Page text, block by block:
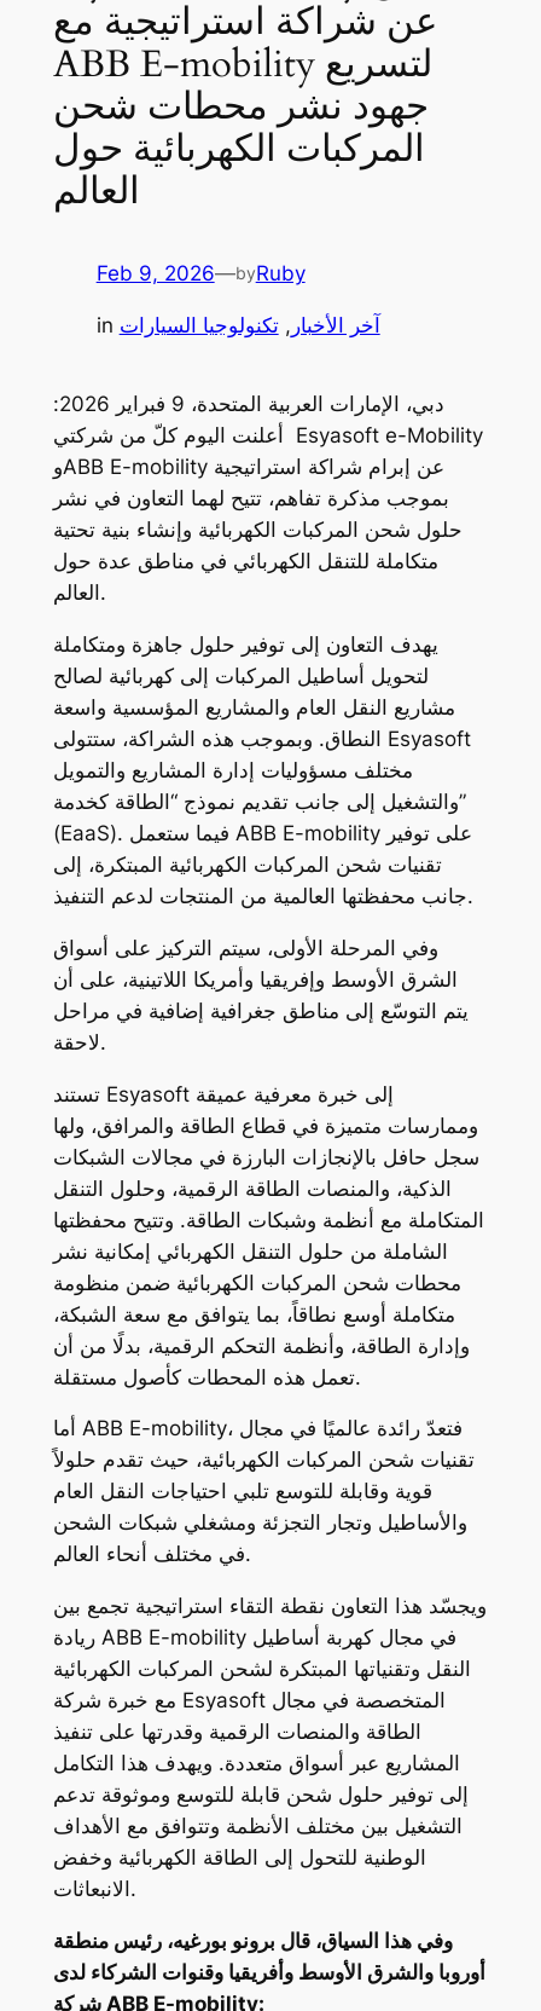
عن شراكة استراتيجية مع
ABB E-mobility لتسريع
جهود نشر محطات شحن
المركبات الكهربائية حول
العالم
Feb 9, 2026—byRuby
in آخر الأخبار , تكنولوجيا السيارات
دبي، الإمارات العربية المتحدة، 9 فبراير 2026:
أعلنت اليوم كلّ من شركتي Esyasoft e-Mobility
وABB E-mobility عن إبرام شراكة استراتيجية
بموجب مذكرة تفاهم، تتيح لهما التعاون في نشر
حلول شحن المركبات الكهربائية وإنشاء بنية تحتية
متكاملة للتنقل الكهربائي في مناطق عدة حول
العالم.
يهدف التعاون إلى توفير حلول جاهزة ومتكاملة
لتحويل أساطيل المركبات إلى كهربائية لصالح
مشاريع النقل العام والمشاريع المؤسسية واسعة
النطاق. وبموجب هذه الشراكة، ستتولى Esyasoft
مختلف مسؤوليات إدارة المشاريع والتمويل
والتشغيل إلى جانب تقديم نموذج “الطاقة كخدمة”
(EaaS). فيما ستعمل ABB E-mobility على توفير
تقنيات شحن المركبات الكهربائية المبتكرة، إلى
جانب محفظتها العالمية من المنتجات لدعم التنفيذ.
وفي المرحلة الأولى، سيتم التركيز على أسواق
الشرق الأوسط وإفريقيا وأمريكا اللاتينية، على أن
يتم التوسّع إلى مناطق جغرافية إضافية في مراحل
لاحقة.
تستند Esyasoft إلى خبرة معرفية عميقة
وممارسات متميزة في قطاع الطاقة والمرافق، ولها
سجل حافل بالإنجازات البارزة في مجالات الشبكات
الذكية، والمنصات الطاقة الرقمية، وحلول التنقل
المتكاملة مع أنظمة وشبكات الطاقة. وتتيح محفظتها
الشاملة من حلول التنقل الكهربائي إمكانية نشر
محطات شحن المركبات الكهربائية ضمن منظومة
متكاملة أوسع نطاقاً، بما يتوافق مع سعة الشبكة،
وإدارة الطاقة، وأنظمة التحكم الرقمية، بدلًا من أن
تعمل هذه المحطات كأصول مستقلة.
أما ABB E-mobility، فتعدّ رائدة عالميًا في مجال
تقنيات شحن المركبات الكهربائية، حيث تقدم حلولاً
قوية وقابلة للتوسع تلبي احتياجات النقل العام
والأساطيل وتجار التجزئة ومشغلي شبكات الشحن
في مختلف أنحاء العالم.
ويجسّد هذا التعاون نقطة التقاء استراتيجية تجمع بين
ريادة ABB E-mobility في مجال كهربة أساطيل
النقل وتقنياتها المبتكرة لشحن المركبات الكهربائية
مع خبرة شركة Esyasoft المتخصصة في مجال
الطاقة والمنصات الرقمية وقدرتها على تنفيذ
المشاريع عبر أسواق متعددة. ويهدف هذا التكامل
إلى توفير حلول شحن قابلة للتوسع وموثوقة تدعم
التشغيل بين مختلف الأنظمة وتتوافق مع الأهداف
الوطنية للتحول إلى الطاقة الكهربائية وخفض
الانبعاثات.
وفي هذا السياق، قال برونو بورغيه، رئيس منطقة
أوروبا والشرق الأوسط وأفريقيا وقنوات الشركاء لدى
شركة ABB E-mobility: